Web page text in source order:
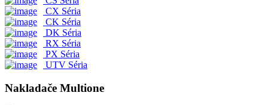
CX Séria
CK Séria
DK Séria
RX Séria
PX Séria
UTV Séria
Nakladače Multione